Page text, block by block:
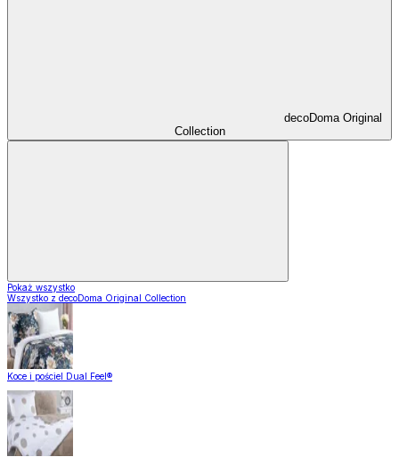
decoDoma Original
Collection
Pokaż wszystko
Wszystko z decoDoma Original Collection
Koce i pościel Dual Feel®